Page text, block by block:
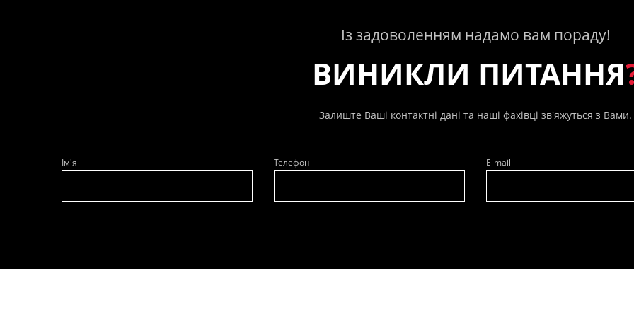
Із задоволенням надамо вам пораду!
ВИНИКЛИ ПИТАННЯ
Залиште Ваші контактні дані та наші фахівці зв'яжуться з Вами.
Ім'я Телефон
E-mail